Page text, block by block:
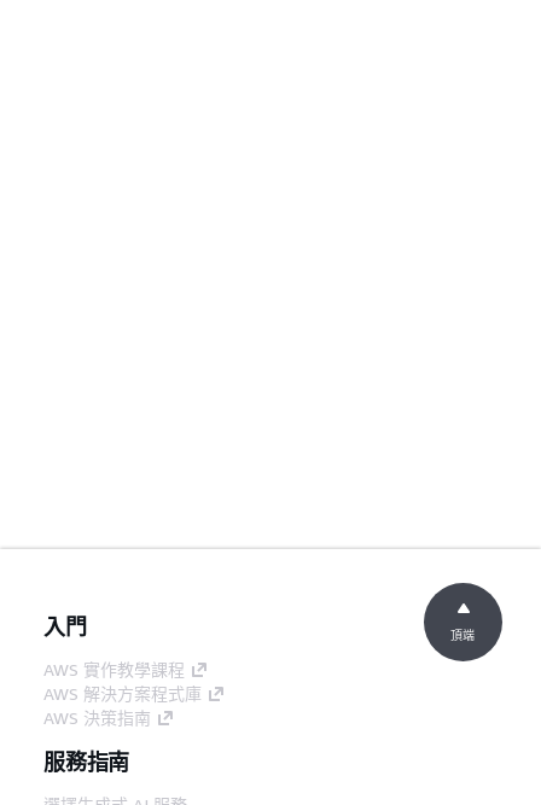
入門
AWS 實作教學課程
AWS 解決方案程式庫
AWS 決策指南
服務指南
頂端